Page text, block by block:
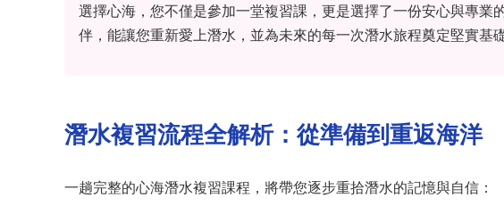
選擇心海，您不僅是參加一堂複習課，更是選擇了一份安心與專業
伴，能讓您重新愛上潛水，並為未來的每一次潛水旅程奠定堅實基礎
潛水複習流程全解析：從準備到重返海洋
一趟完整的心海潛水複習課程，將帶您逐步重拾潛水的記憶與自信：